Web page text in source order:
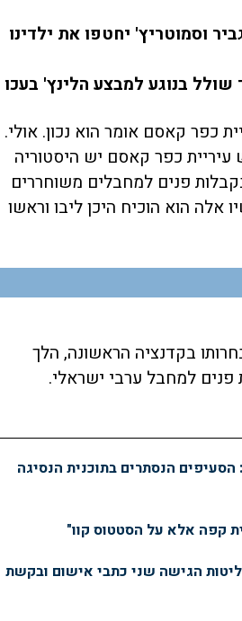
וסמוטריץ' יחטפו את ילדינו
שולל בנוגע למבצע הלינץ' בעכו
כפר קאסם אומר הוא נכון. אולי.
כפר קאסם יש היסטוריה
פנים למחבלים משוחררים
הוא הוכיח היכן ליבו וראשו
בקדנציה הראשונה, הלך
למחבל ערבי ישראלי.
הנסתרים בתוכנית הנסיגה
קפה אלא על הסטטוס קוו"
הגישה שני כתבי אישום ובקשת